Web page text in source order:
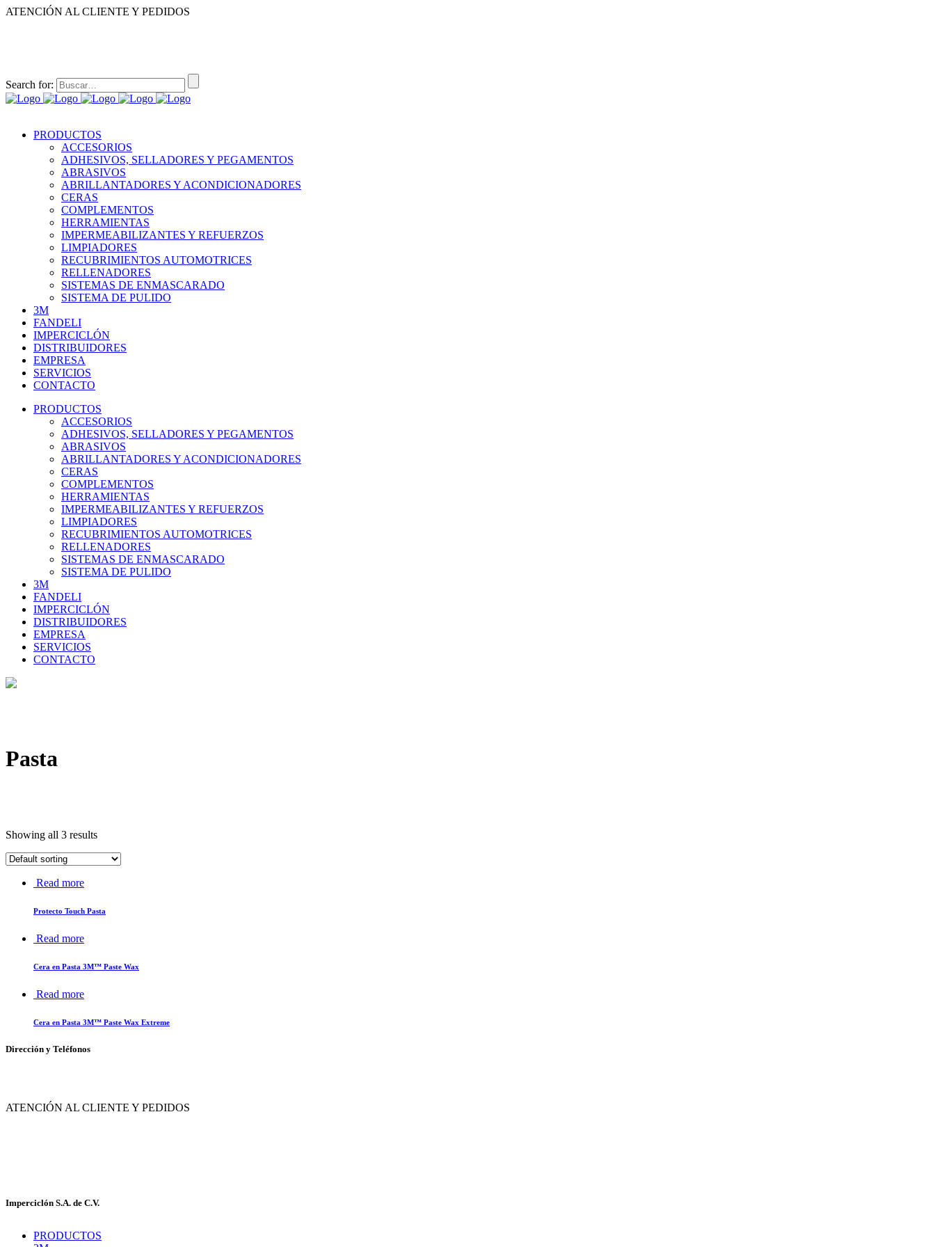
ATENCIÓN AL CLIENTE Y PEDIDOS
Search for:
PRODUCTOS
ACCESORIOS
ADHESIVOS, SELLADORES Y PEGAMENTOS
ABRASIVOS
ABRILLANTADORES Y ACONDICIONADORES
CERAS
COMPLEMENTOS
HERRAMIENTAS
IMPERMEABILIZANTES Y REFUERZOS
LIMPIADORES
RECUBRIMIENTOS AUTOMOTRICES
RELLENADORES
SISTEMAS DE ENMASCARADO
SISTEMA DE PULIDO
3M
FANDELI
IMPERCICLÓN
DISTRIBUIDORES
EMPRESA
SERVICIOS
CONTACTO
PRODUCTOS
ACCESORIOS
ADHESIVOS, SELLADORES Y PEGAMENTOS
ABRASIVOS
ABRILLANTADORES Y ACONDICIONADORES
CERAS
COMPLEMENTOS
HERRAMIENTAS
IMPERMEABILIZANTES Y REFUERZOS
LIMPIADORES
RECUBRIMIENTOS AUTOMOTRICES
RELLENADORES
SISTEMAS DE ENMASCARADO
SISTEMA DE PULIDO
3M
FANDELI
IMPERCICLÓN
DISTRIBUIDORES
EMPRESA
SERVICIOS
CONTACTO
Pasta
Showing all 3 results
Read more
Protecto Touch Pasta
Read more
Cera en Pasta 3M™ Paste Wax
Read more
Cera en Pasta 3M™ Paste Wax Extreme
Dirección y Teléfonos
ATENCIÓN AL CLIENTE Y PEDIDOS
Imperciclón S.A. de C.V.
PRODUCTOS